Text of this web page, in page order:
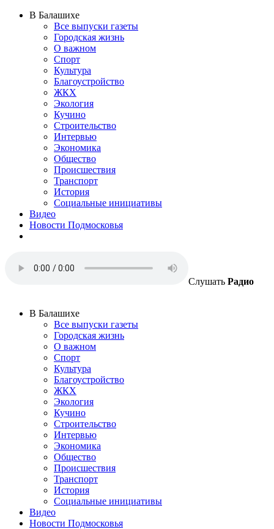
В Балашихе
Все выпуски газеты
Городская жизнь
О важном
Спорт
Культура
Благоустройство
ЖКХ
Экология
Кучино
Строительство
Интервью
Экономика
Общество
Происшествия
Транспорт
История
Социальные инициативы
Видео
Новости Подмосковья
Слушать Радио
В Балашихе
Все выпуски газеты
Городская жизнь
О важном
Спорт
Культура
Благоустройство
ЖКХ
Экология
Кучино
Строительство
Интервью
Экономика
Общество
Происшествия
Транспорт
История
Социальные инициативы
Видео
Новости Подмосковья